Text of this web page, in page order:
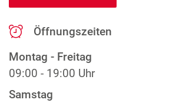
Öffnungszeiten
Montag - Freitag
09:00 - 19:00 Uhr
Samstag